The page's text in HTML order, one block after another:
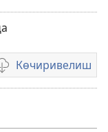
Көчиривелиш